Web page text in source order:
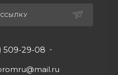
509-29-08
@mail.ru